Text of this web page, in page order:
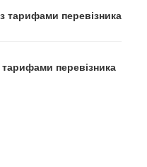
тарифами перевізника
тарифами перевізника